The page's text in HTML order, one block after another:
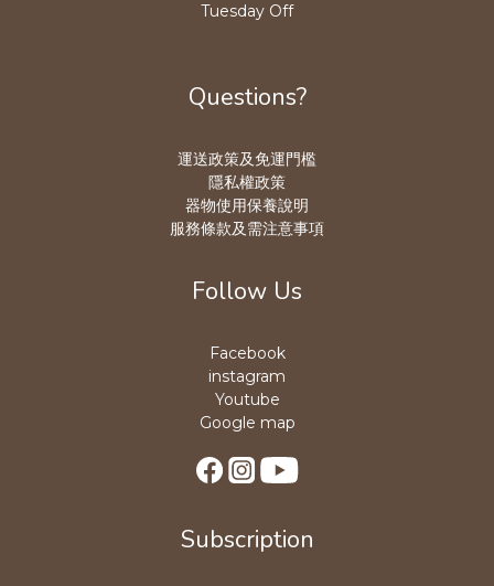
Tuesday Off
Questions?
運送政策及免運門檻
隱私權政策
器物使用保養說明
服務條款及需注意事項
Follow Us
Facebook
instagram
Youtube
Google map
Subscription